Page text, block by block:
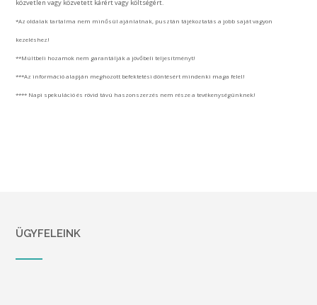
közvetlen vagy közvetett kárért vagy költségért.
*Az oldalak tartalma nem minősül ajánlatnak, pusztán tájékoztatás a jobb saját vagyon
kezeléshez!
**Múltbeli hozamok nem garantálják a jövőbeli teljesítményt!
***Az információ alapján meghozott befektetési döntésért mindenki maga felel!
**** Napi spekuláció és rövid távú haszonszerzés nem része a tevékenységünknek!
ÜGYFELEINK